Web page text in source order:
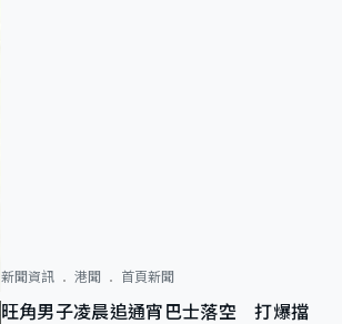
新聞資訊 港聞 首頁新聞
旺角男子凌晨追通宵巴士落空 打爆擋